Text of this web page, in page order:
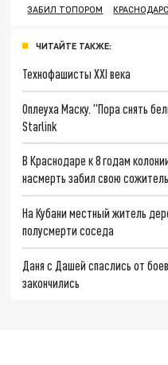
ЗАБИЛ ТОПОРОМ
ЧИТАЙТЕ ТАКЖЕ:
Технофашисты XXI века
Оплеуха Маску. "Пора снять
Starlink
В Краснодаре к 8 годам
насмерть забил свою
На Кубани местный житель
полусмерти соседа
Даня с Дашей спаслись от
закончились